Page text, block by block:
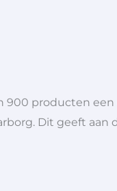
900 producten
Dit geeft aan